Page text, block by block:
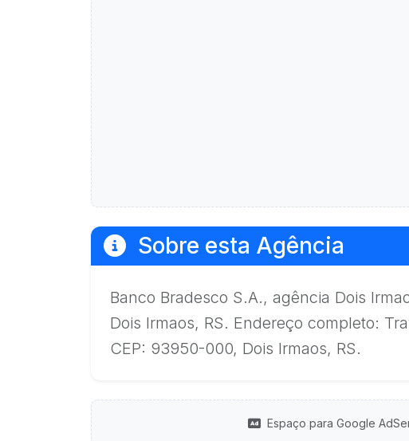
Sobre esta Agência
Banco Bradesco S.A., agência Dois
Dois Irmaos, RS. Endereço completo:
CEP: 93950-000, Dois Irmaos, RS.
Espaço para Google